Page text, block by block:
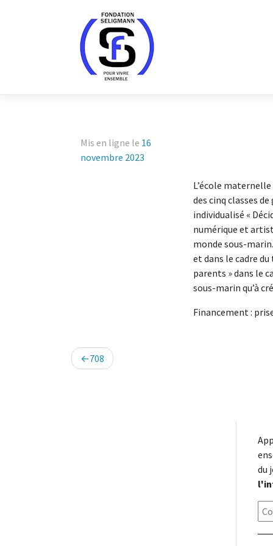
Mis en ligne le 16
novembre 2023
L’école
des cinq classes
individualisé «
numérique et
monde sous-
et dans le cadre
parents » dans le
sous-marin qu’à
Financement :
Navigation
de
708
du